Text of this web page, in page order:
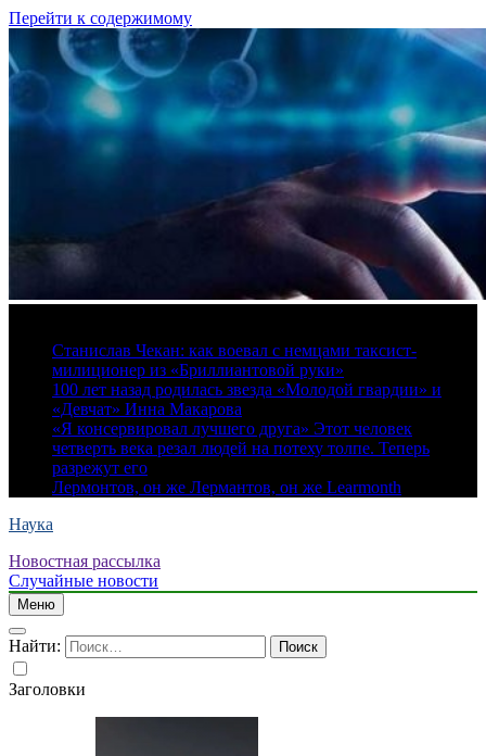
Перейти к содержимому
Станислав Чекан: как воевал с немцами таксист-
милиционер из «Бриллиантовой руки»
100 лет назад родилась звезда «Молодой гвардии» и
«Девчат» Инна Макарова
«Я консервировал лучшего друга» Этот человек
четверть века резал людей на потеху толпе. Теперь
разрежут его
Лермонтов, он же Лермантов, он же Learmonth
Наука
Новостная рассылка
Случайные новости
Меню
Найти:
Заголовки